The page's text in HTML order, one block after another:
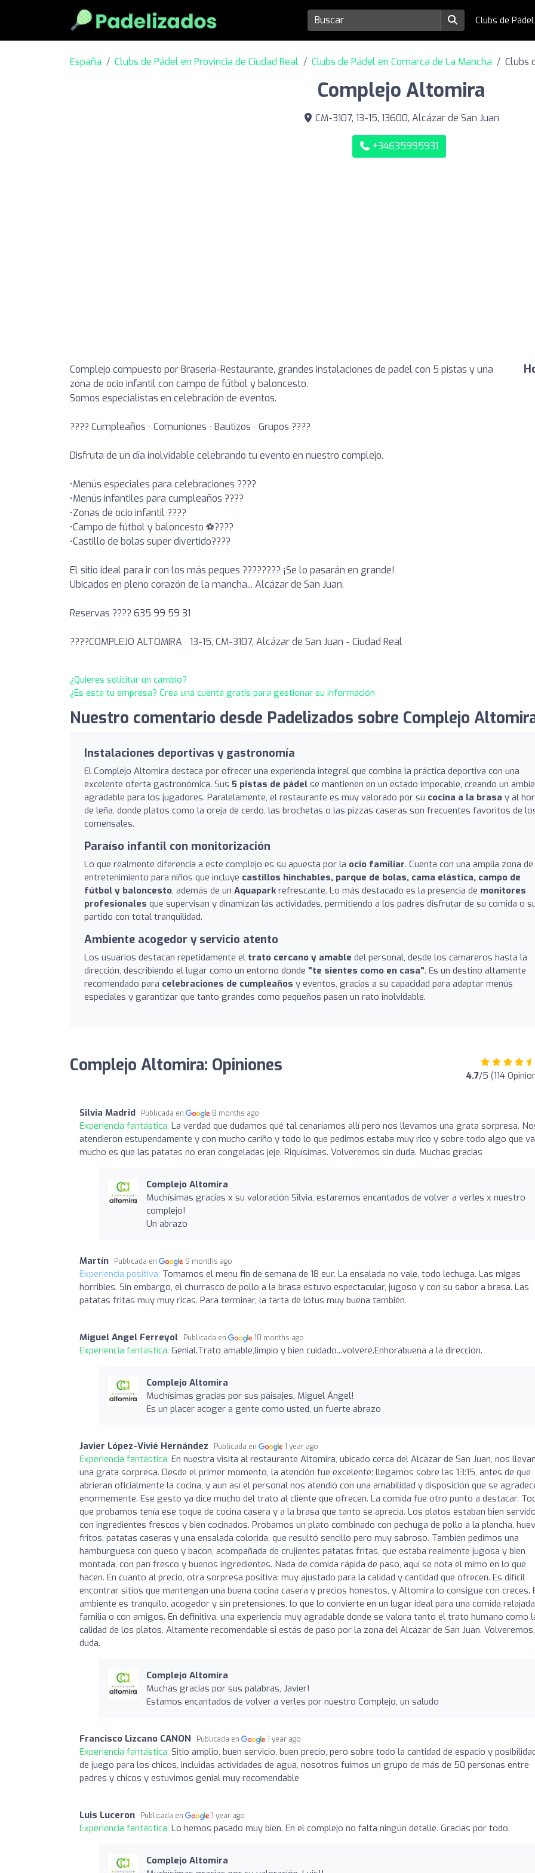
Clubs de Pádel
España Clubs de Pádel en Provincia de Ciudad Real Clubs de Pádel en Comarca de La Mancha Clubs
Complejo Altomira
CM-3107, 13-15, 13600, Alcázar de San Juan
+34635995931
Complejo compuesto por Braseria-Restaurante, grandes instalaciones de padel con 5 pistas y una
zona de ocio infantil con campo de fútbol y baloncesto.
Somos especialistas en celebración de eventos.
???? Cumpleaños · Comuniones · Bautizos · Grupos ????
Disfruta de un día inolvidable celebrando tu evento en nuestro complejo.
•Menús especiales para celebraciones ????
•Menús infantiles para cumpleaños ????
•Zonas de ocio infantil ????
•Campo de fútbol y baloncesto ⚽????
•Castillo de bolas super divertido????
El sitio ideal para ir con los más peques ???????? ¡Se lo pasarán en grande!
Ubicados en pleno corazón de la mancha... Alcázar de San Juan.
Reservas ???? 635 99 59 31
????COMPLEJO ALTOMIRA · 13-15, CM-3107, Alcázar de San Juan - Ciudad Real
¿Quieres solicitar un cambio?
¿Es esta tu empresa? Crea una cuenta gratis para gestionar su información
Nuestro comentario desde Padelizados sobre Complejo
Instalaciones deportivas y gastronomía
El Complejo Altomira destaca por ofrecer una experiencia integral que combina la práctica deportiva con una
excelente oferta gastronómica. Sus 5 pistas de pádel se mantienen en un estado impecable, creando un
agradable para los jugadores. Paralelamente, el restaurante es muy valorado por su cocina a la brasa y al
de leña, donde platos como la oreja de cerdo, las brochetas o las pizzas caseras son frecuentes favoritos de
comensales.
Paraíso infantil con monitorización
Lo que realmente diferencia a este complejo es su apuesta por la ocio familiar. Cuenta con una amplia zona de
entretenimiento para niños que incluye castillos hinchables, parque de bolas, cama elástica, campo de
fútbol y baloncesto, además de un Aquaparkrefrescante. Lo más destacado es la presencia de monitores
profesionales que supervisan y dinamizan las actividades, permitiendo a los padres disfrutar de su comida o
partido con total tranquilidad.
Ambiente acogedor y servicio atento
Los usuarios destacan repetidamente el trato cercano y amable del personal, desde los camareros hasta la
dirección, describiendo el lugar como un entorno donde "te sientes como en casa". Es un destino altamente
recomendado para celebraciones de cumpleaños y eventos, gracias a su capacidad para adaptar menús
especiales y garantizar que tanto grandes como pequeños pasen un rato inolvidable.
Complejo Altomira: Opiniones 4.7/5 (114
Silvia Madrid Publicada en 8 months ago
Experiencia fantástica: La verdad que dudamos qué tal cenaríamos allí pero nos llevamos una grata sorpresa.
atendieron estupendamente y con mucho cariño y todo lo que pedimos estaba muy rico y sobre todo algo que
mucho es que las patatas no eran congeladas jeje. Riquísimas. Volveremos sin duda. Muchas gracias
Complejo Altomira
Muchísimas gracias x su valoración Silvia, estaremos encantados de volver a verles x nuestro
complejo!
Un abrazo
Martín Publicada en 9 months ago
Experiencia positiva: Tomamos el menu fin de semana de 18 eur. La ensalada no vale, todo lechuga. Las migas
horribles. Sin embargo, el churrasco de pollo a la brasa estuvo espectacular, jugoso y con su sabor a brasa. Las
patatas fritas muy muy ricas. Para terminar, la tarta de lotus muy buena también.
Miguel Angel Ferreyol Publicada en 10 months ago
Experiencia fantástica: Genial.Trato amable,limpio y bien cuidado...volveré.Enhorabuena a la dirección.
Complejo Altomira
Muchísimas gracias por sus paisajes, Miguel Ángel!
Es un placer acoger a gente como usted, un fuerte abrazo
Javier López-Vivié Hernández Publicada en 1 year ago
Experiencia fantástica: En nuestra visita al restaurante Altomira, ubicado cerca del Alcázar de San Juan, nos
una grata sorpresa. Desde el primer momento, la atención fue excelente: llegamos sobre las 13:15, antes de que
abrieran oficialmente la cocina, y aun así el personal nos atendió con una amabilidad y disposición que se
enormemente. Ese gesto ya dice mucho del trato al cliente que ofrecen. La comida fue otro punto a destacar.
que probamos tenía ese toque de cocina casera y a la brasa que tanto se aprecia. Los platos estaban bien
con ingredientes frescos y bien cocinados. Probamos un plato combinado con pechuga de pollo a la plancha,
fritos, patatas caseras y una ensalada colorida, que resultó sencillo pero muy sabroso. También pedimos una
hamburguesa con queso y bacon, acompañada de crujientes patatas fritas, que estaba realmente jugosa y bien
montada, con pan fresco y buenos ingredientes. Nada de comida rápida de paso, aquí se nota el mimo en lo que
hacen. En cuanto al precio, otra sorpresa positiva: muy ajustado para la calidad y cantidad que ofrecen. Es difícil
encontrar sitios que mantengan una buena cocina casera y precios honestos, y Altomira lo consigue con creces.
ambiente es tranquilo, acogedor y sin pretensiones, lo que lo convierte en un lugar ideal para una comida
familia o con amigos. En definitiva, una experiencia muy agradable donde se valora tanto el trato humano como
calidad de los platos. Altamente recomendable si estás de paso por la zona del Alcázar de San Juan.
duda.
Complejo Altomira
Muchas gracias por sus palabras, Javier!
Estamos encantados de volver a verles por nuestro Complejo, un saludo
Francisco Lizcano CANON Publicada en 1 year ago
Experiencia fantástica: Sitio amplio, buen servicio, buen precio, pero sobre todo la cantidad de espacio y
de juego para los chicos, incluidas actividades de agua, nosotros fuimos un grupo de más de 50 personas entre
padres y chicos y estuvimos genial muy recomendable
Luis Luceron Publicada en 1 year ago
Experiencia fantástica: Lo hemos pasado muy bien. En el complejo no falta ningún detalle. Gracias por todo.
Complejo Altomira